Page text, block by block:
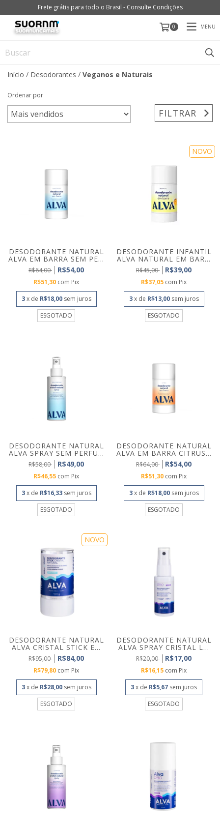
Frete grátis para todo o Brasil - Consulte Condições
0 MENU
Início / Desodorantes / Veganos e Naturais
Ordenar por
FILTRAR
DESODORANTE NATURAL
ALVA EM BARRA SEM PE...
R$64,00 R$54,00
R$51,30 com Pix
3 x de R$18,00 sem juros
ESGOTADO
NOVO
DESODORANTE INFANTIL
ALVA NATURAL EM BAR...
R$45,00 R$39,00
R$37,05 com Pix
3 x de R$13,00 sem juros
ESGOTADO
DESODORANTE NATURAL
ALVA SPRAY SEM PERFU...
R$58,00 R$49,00
R$46,55 com Pix
3 x de R$16,33 sem juros
ESGOTADO
DESODORANTE NATURAL
ALVA EM BARRA CITRUS...
R$64,00 R$54,00
R$51,30 com Pix
3 x de R$18,00 sem juros
ESGOTADO
NOVO
DESODORANTE NATURAL
ALVA CRISTAL STICK E...
R$95,00 R$84,00
R$79,80 com Pix
3 x de R$28,00 sem juros
ESGOTADO
DESODORANTE NATURAL
ALVA SPRAY CRISTAL L...
R$20,00 R$17,00
R$16,15 com Pix
3x de R$5,67 sem juros
ESGOTADO